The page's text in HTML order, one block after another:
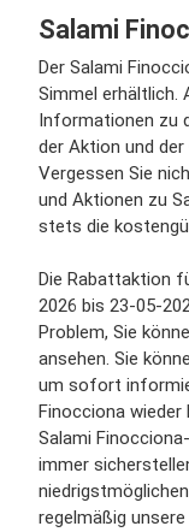
Salami
Der Salami
Simmel erhältlich.
Informationen zu
der Aktion und
Vergessen Sie
und Aktionen zu
stets die
Die Rabattaktion
2026 bis 23-05-
Problem, Sie
ansehen. Sie
um sofort
Finocciona wieder
Salami
immer
regelmäßig